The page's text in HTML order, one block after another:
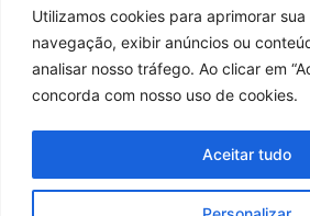
Utilizamos cookies para aprimorar
navegação, exibir anúncios ou
analisar nosso tráfego. Ao clicar em
concorda com nosso uso de cookies.
Aceitar tudo
Ouvidoria
DIÁRIO
OFICIAL
Pesquisa de Satisfação
Webmail